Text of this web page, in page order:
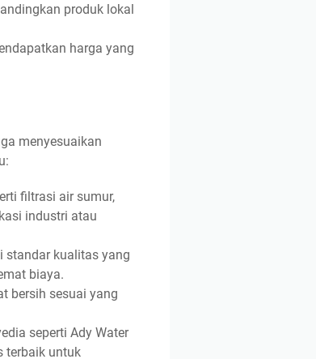
produk lokal
harga yang
menyesuaikan
filtrasi air sumur,
industri atau
standar kualitas yang
biaya.
bersih sesuai yang
seperti Ady Water
terbaik untuk